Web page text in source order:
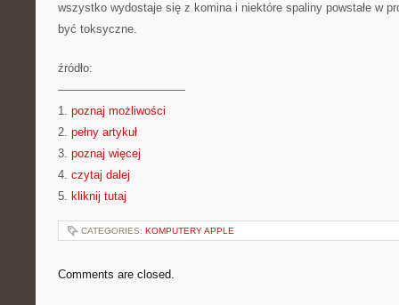
wszystko wydostaje się z komina i niektóre spaliny powstałe w
być toksyczne.
źródło:
———————————
1. poznaj możliwości
2. pełny artykuł
3. poznaj więcej
4. czytaj dalej
5. kliknij tutaj
CATEGORIES: KOMPUTERY APPLE
Comments are closed.